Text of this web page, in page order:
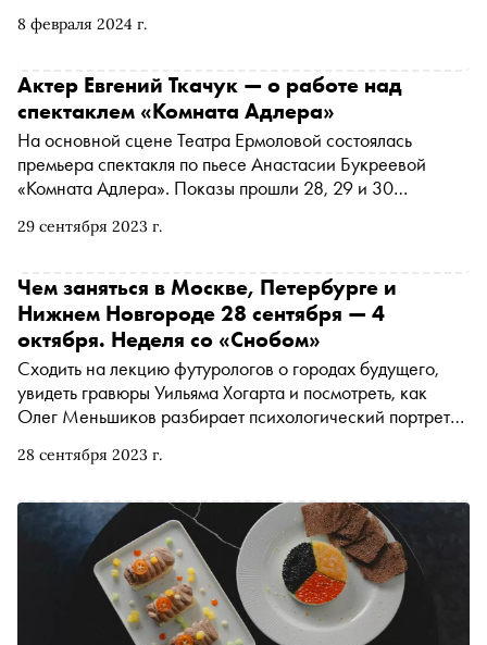
8 февраля 2024 г.
разнообразные варианты ко Дню всех влюбленных
29 сентября 2023 г.
Актер Евгений Ткачук — о работе над
спектаклем «Комната Адлера»
На основной сцене Театра Ермоловой состоялась
премьера спектакля по пьесе Анастасии Букреевой
«Комната Адлера». Показы прошли 28, 29 и 30
Билли Миллигана, человека с диагнозом
криминальных и психиатрических хроник, в его
сознании одновременно уживались 24 личности разных
национальностей и даже полов. Феномен исследовали
на сцене художественный руководитель театра Олег
Меньшиков в образе психиатра Петра Адлера и
Евгений Ткачук в роли пациента. Перед премьерой
«Сноб» поговорил с Евгением о процессе подготовки
спектакля и особенностях работы со сложным
28 сентября 2023 г.
Чем заняться в Москве, Петербурге и
Нижнем Новгороде 28 сентября — 4
октября. Неделя со «Снобом»
Сходить на лекцию футурологов о городах будущего,
увидеть гравюры Уильяма Хогарта и посмотреть, как
Олег Меньшиков разбирает психологический портрет
заняться и куда сходить на ближайшей неделе